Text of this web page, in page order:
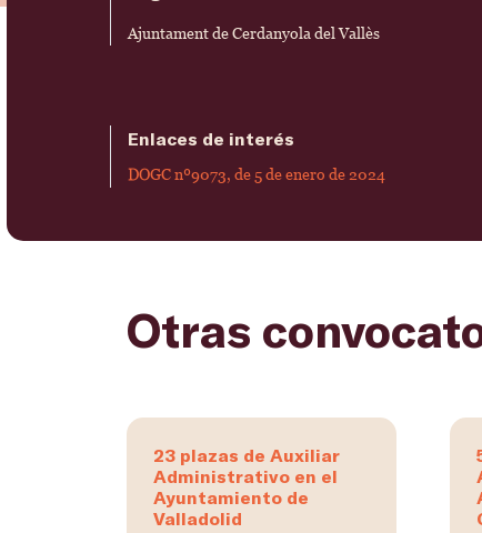
Ajuntament de Cerdanyola del Vallès
Enlaces de interés
DOGC nº9073, de 5 de enero de 2024
Otras
23 plazas de Auxiliar
Administrativo en el
Ayuntamiento de
Valladolid